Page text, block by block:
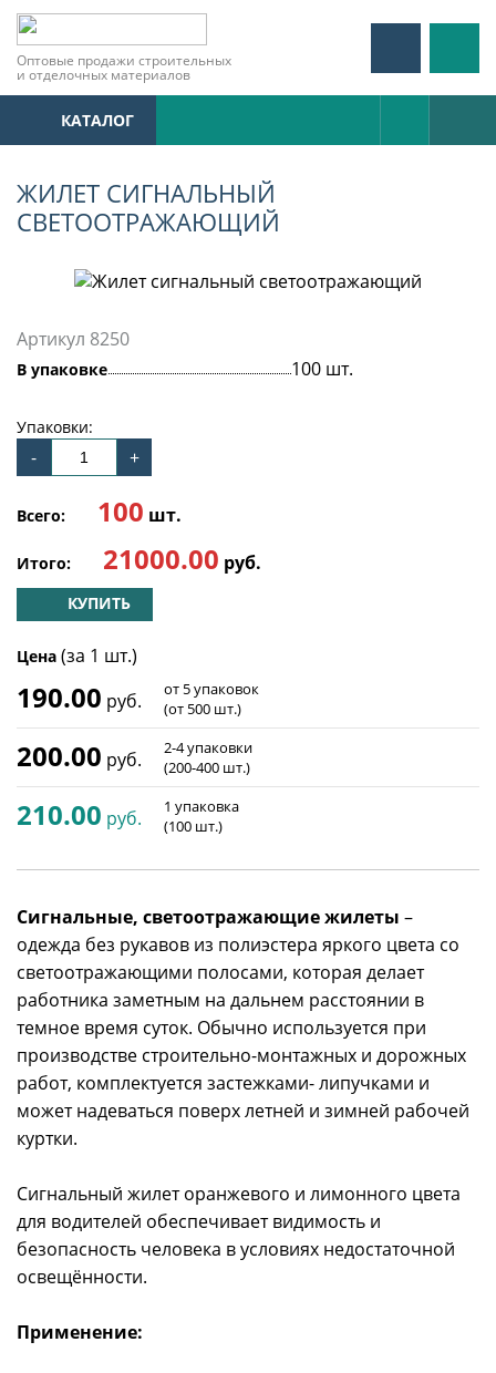
Оптовые продажи строительных
и отделочных материалов
КАТАЛОГ
ЖИЛЕТ СИГНАЛЬНЫЙ
СВЕТООТРАЖАЮЩИЙ
Артикул 8250
В упаковке 100 шт.
Упаковки:
Всего: 100 шт.
Итого: 21000.00 руб.
КУПИТЬ
Цена (за 1 шт.)
190.00 руб.
от 5 упаковок
(от 500 шт.)
200.00 руб.
2-4 упаковки
(200-400 шт.)
210.00 руб.
1 упаковка
(100 шт.)
Сигнальные, светоотражающие жилеты –
одежда без рукавов из полиэстера яркого цвета со
светоотражающими полосами, которая делает
работника заметным на дальнем расстоянии в
темное время суток. Обычно используется при
производстве строительно-монтажных и дорожных
работ, комплектуется застежками- липучками и
может надеваться поверх летней и зимней рабочей
куртки.
Сигнальный жилет оранжевого и лимонного цвета
для водителей обеспечивает видимость и
безопасность человека в условиях недостаточной
освещённости.
Применение: